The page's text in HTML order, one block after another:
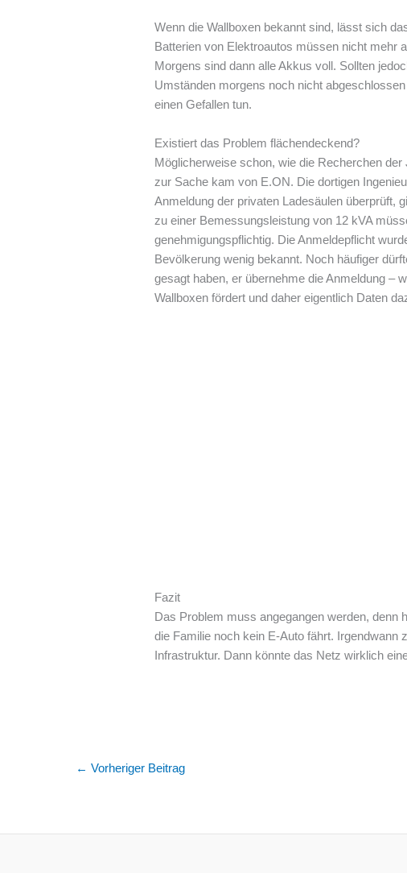
Wenn die Wallboxen bekannt sind, lässt sich
Batterien von Elektroautos müssen nicht mehr
Morgens sind dann alle Akkus voll. Sollten
Umständen morgens noch nicht
einen Gefallen tun.
Existiert das Problem flächendeckend?
Möglicherweise schon, wie die Recherchen
zur Sache kam von E.ON. Die dortigen
Anmeldung der privaten Ladesäulen überprüft,
zu einer Bemessungsleistung von 12 kVA
genehmigungspflichtig. Die Anmeldepflicht
Bevölkerung wenig bekannt. Noch häufiger
gesagt haben, er übernehme die Anmeldung –
Wallboxen fördert und daher eigentlich Daten
Fazit
Das Problem muss angegangen werden, denn
die Familie noch kein E-Auto fährt. Irgendwann
Infrastruktur. Dann könnte das Netz wirklich
← Vorheriger Beitrag